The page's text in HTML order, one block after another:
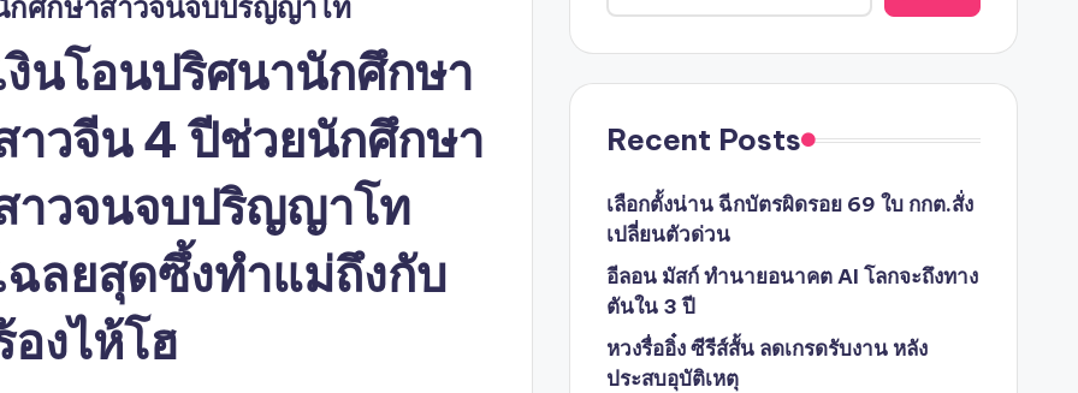
กศึกษาสาวจนจบปริญญาโท
งินโอนปริศนานักศึกษา
าวจีน 4 ปีช่วยนักศึกษา
าวจนจบปริญญาโท
ฉลยสุดซึ้งทำแม่ถึงกับ
องไห้โฮ
Recent Posts
เลือกตั้งน่าน ฉีกบัตรผิดรอย 69 ใบ กกต.สั่ง
เปลี่ยนตัวด่วน
อีลอน มัสก์ ทำนายอนาคต AI โลกจะถึงทาง
ตันใน 3 ปี
หวงรื่ออิ๋ง ซีรีส์สั้น ลดเกรดรับงาน หลัง
ประสบอุบัติเหตุ